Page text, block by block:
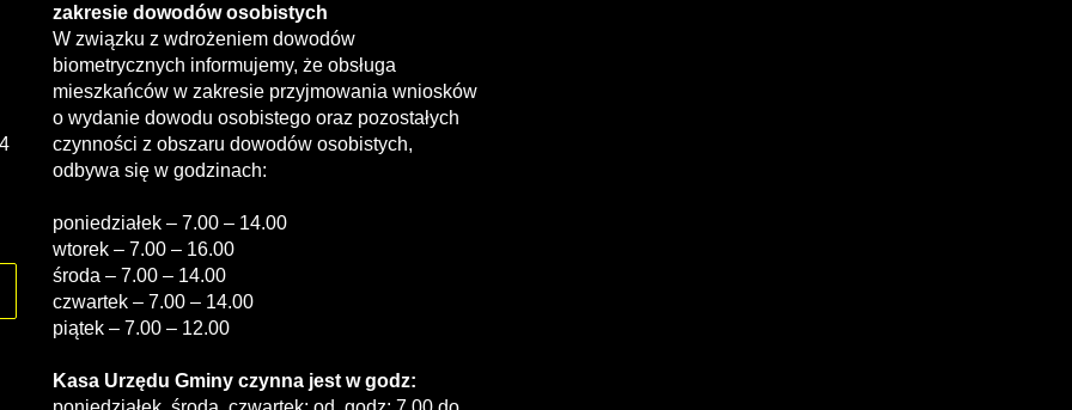
zakresie dowodów osobistych
W związku z wdrożeniem dowodów
biometrycznych informujemy, że obsługa
mieszkańców w zakresie przyjmowania wniosków
o wydanie dowodu osobistego oraz pozostałych
czynności z obszaru dowodów osobistych,
odbywa się w godzinach:
poniedziałek – 7.00 – 14.00
wtorek – 7.00 – 16.00
środa – 7.00 – 14.00
czwartek – 7.00 – 14.00
piątek – 7.00 – 12.00
Kasa Urzędu Gminy czynna jest w godz: